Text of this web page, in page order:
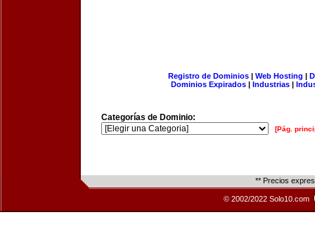
Registro de Dominios| Web Hosting |
Dominios Expirados | Industrias |
Categorías de Dominio:
[Pág.
** Precios
© 2002/2022 Solo10.com